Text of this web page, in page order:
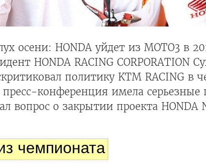
осени: HONDA уйдет из MOTO3 в
HONDA RACING CORPORATION
политику KTM RACING в
пресс-конференция имела серьезные
вопрос о закрытии проекта HONDA
чемпионата